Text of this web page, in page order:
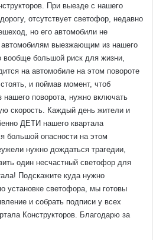
При выезде с нашего
отсутствует светофор, недавно
но его автомобили не
выезжающим из нашего
вообще большой риск для жизни,
на автомобиле на этом повороте
и поймав момент, чтоб
нашего поворота, нужно включать
скорость. Каждый день жители и
ДЕТИ нашего квартала
большой опасности на этом
нужно дождаться трагедии,
один несчастный светофор для
Подскажите куда нужно
установке светофора, мы готовы
и собрать подписи у всех
Конструкторов. Благодарю за